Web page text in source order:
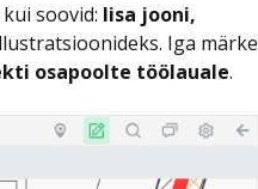
soovid: lisa jooni,
Iga märke
osapoolte töölauale.